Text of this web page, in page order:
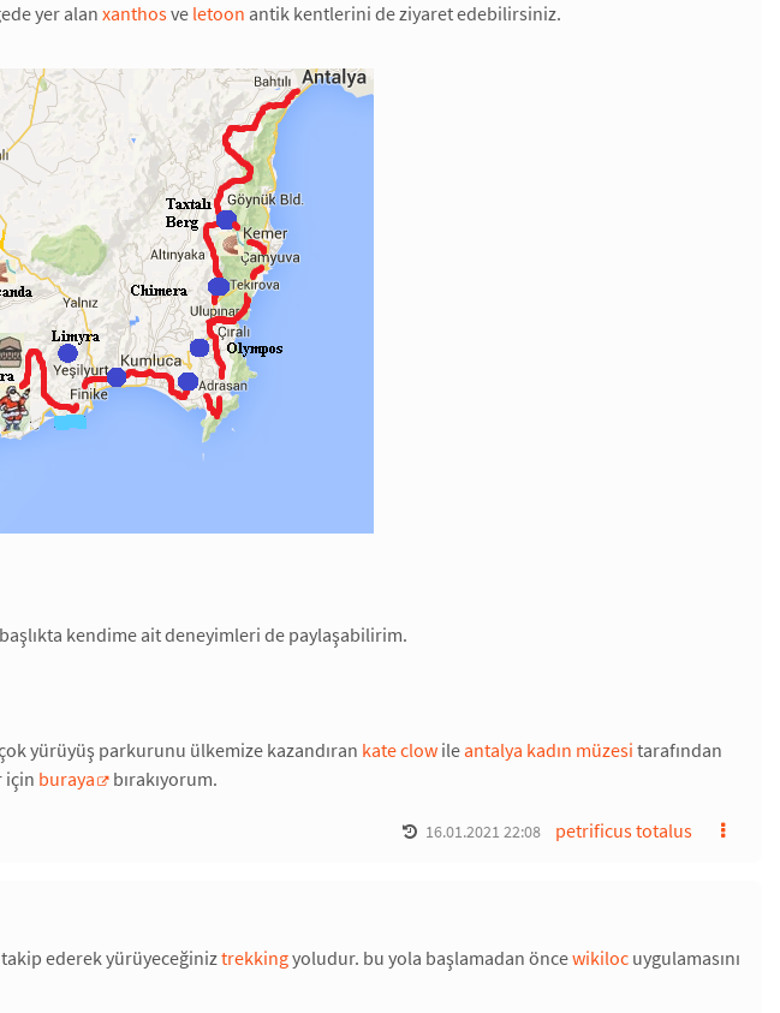
yer alan xanthosve letoon antik kentlerini de ziyaret edebilirsiniz.
kendime ait deneyimleri de paylaşabilirim.
yürüyüş parkurunu ülkemize kazandıran kate clow ileantalya kadın müzesi tarafından
için buraya bırakıyorum.
petrificus totalus
16.01.2021 22:08
takip ederek yürüyeceğiniztrekkingyoludur. bu yola başlamadan öncewikiloc uygulamasını